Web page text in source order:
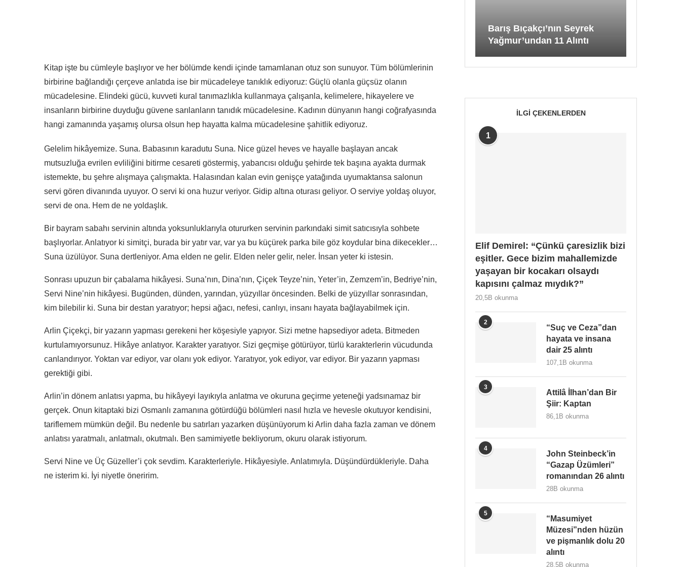
Kitap işte bu cümleyle başlıyor ve her bölümde kendi içinde tamamlanan otuz son sunuyor. Tüm bölümlerinin
birbirine bağlandığı çerçeve anlatıda ise bir mücadeleye tanıklık ediyoruz: Güçlü olanla güçsüz olanın
mücadelesine. Elindeki gücü, kuvveti kural tanımazlıkla kullanmaya çalışanla, kelimelere, hikayelere ve
insanların birbirine duyduğu güvene sarılanların tanıdık mücadelesine. Kadının dünyanın hangi coğrafyasında
hangi zamanında yaşamış olursa olsun hep hayatta kalma mücadelesine şahitlik ediyoruz.
Gelelim hikâyemize. Suna. Babasının karadutu Suna. Nice güzel heves ve hayalle başlayan ancak
mutsuzluğa evrilen evliliğini bitirme cesareti göstermiş, yabancısı olduğu şehirde tek başına ayakta durmak
istemekte, bu şehre alışmaya çalışmakta. Halasından kalan evin genişçe yatağında uyumaktansa salonun
servi gören divanında uyuyor. O servi ki ona huzur veriyor. Gidip altına oturası geliyor. O serviye yoldaş oluyor,
servi de ona. Hem de ne yoldaşlık.
Bir bayram sabahı servinin altında yoksunluklarıyla otururken servinin parkındaki simit satıcısıyla sohbete
başlıyorlar. Anlatıyor ki simitçi, burada bir yatır var, var ya bu küçürek parka bile göz koydular bina dikecekler…
Suna üzülüyor. Suna dertleniyor. Ama elden ne gelir. Elden neler gelir, neler. İnsan yeter ki istesin.
Sonrası upuzun bir çabalama hikâyesi. Suna’nın, Dina’nın, Çiçek Teyze’nin, Yeter’in, Zemzem’in, Bedriye’nin,
Servi Nine’nin hikâyesi. Bugünden, dünden, yarından, yüzyıllar öncesinden. Belki de yüzyıllar sonrasından,
kim bilebilir ki. Suna bir destan yaratıyor; hepsi ağacı, nefesi, canlıyı, insanı hayata bağlayabilmek için.
Arlin Çiçekçi, bir yazarın yapması gerekeni her köşesiyle yapıyor. Sizi metne hapsediyor adeta. Bitmeden
kurtulamıyorsunuz. Hikâye anlatıyor. Karakter yaratıyor. Sizi geçmişe götürüyor, türlü karakterlerin vücudunda
canlandırıyor. Yoktan var ediyor, var olanı yok ediyor. Yaratıyor, yok ediyor, var ediyor. Bir yazarın yapması
gerektiği gibi.
Arlin’in dönem anlatısı yapma, bu hikâyeyi layıkıyla anlatma ve okuruna geçirme yeteneği yadsınamaz bir
gerçek. Onun kitaptaki bizi Osmanlı zamanına götürdüğü bölümleri nasıl hızla ve hevesle okutuyor kendisini,
tariflemem mümkün değil. Bu nedenle bu satırları yazarken düşünüyorum ki Arlin daha fazla zaman ve dönem
anlatısı yaratmalı, anlatmalı, okutmalı. Ben samimiyetle bekliyorum, okuru olarak istiyorum.
Servi Nine ve Üç Güzeller’i çok sevdim. Karakterleriyle. Hikâyesiyle. Anlatımıyla. Düşündürdükleriyle. Daha
ne isterim ki. İyi niyetle öneririm.
Barış Bıçakçı’nın Seyrek
Yağmur’undan 11 Alıntı
İLGI ÇEKENLERDEN
1
Elif Demirel: “Çünkü çaresizlik bizi
eşitler. Gece bizim mahallemizde
yaşayan bir kocakarı olsaydı
kapısını çalmaz mıydık?”
20,5B okunma
2
“Suç ve Ceza”dan
hayata ve insana
dair 25 alıntı
107,1B okunma
3
Attilâ İlhan’dan Bir
Şiir: Kaptan
86,1B okunma
4
John Steinbeck’in
“Gazap Üzümleri”
romanından 26 alıntı
28B okunma
5
“Masumiyet
Müzesi”nden hüzün
ve pişmanlık dolu 20
alıntı
28,5B okunma